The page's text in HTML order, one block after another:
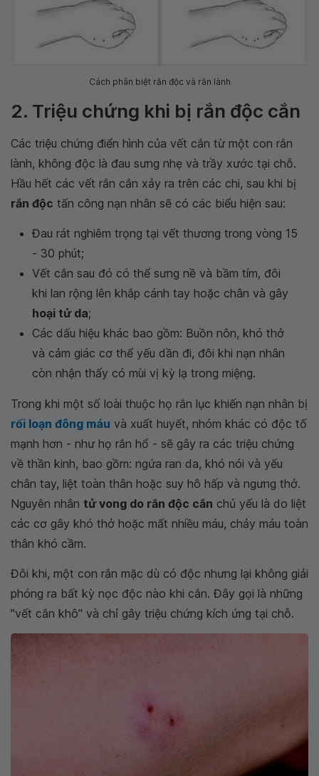
Cách phân biệt rắn độc và rắn lành
2. Triệu chứng khi bị rắn độc cắn
Các triệu chứng điển hình của vết cắn từ một con rắn
lành, không độc là đau sưng nhẹ và trầy xước tại chỗ.
Hầu hết các vết rắn cắn xảy ra trên các chi, sau khi bị
rắn độc tấn công nạn nhân sẽ có các biểu hiện sau:
Đau rát nghiêm trọng tại vết thương trong vòng 15
- 30 phút;
Vết cắn sau đó có thể sưng nề và bầm tím, đôi
khi lan rộng lên khắp cánh tay hoặc chân và gây
hoại tử da;
Các dấu hiệu khác bao gồm: Buồn nôn, khó thở
và cảm giác cơ thể yếu dần đi, đôi khi nạn nhân
còn nhận thấy có mùi vị kỳ lạ trong miệng.
Trong khi một số loài thuộc họ rắn lục khiến nạn nhân bị
rối loạn đông máu và xuất huyết, nhóm khác có độc tố
mạnh hơn - như họ rắn hổ - sẽ gây ra các triệu chứng
về thần kinh, bao gồm: ngứa ran da, khó nói và yếu
chân tay, liệt toàn thân hoặc suy hô hấp và ngưng thở.
Nguyên nhân tử vong do rắn độc cắn chủ yếu là do liệt
các cơ gây khó thở hoặc mất nhiều máu, chảy máu toàn
thân khó cầm.
Đôi khi, một con rắn mặc dù có độc nhưng lại không giải
phóng ra bất kỳ nọc độc nào khi cắn. Đây gọi là những
"vết cắn khô" và chỉ gây triệu chứng kích ứng tại chỗ.